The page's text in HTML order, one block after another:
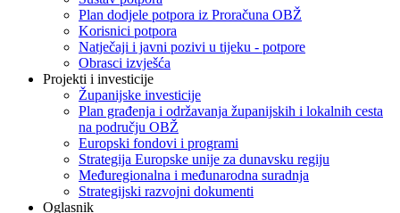
Plan dodjele potpora iz Proračuna OBŽ
Korisnici potpora
Natječaji i javni pozivi u tijeku - potpore
Obrasci izvješća
Projekti i investicije
Županijske investicije
Plan građenja i održavanja županijskih i lokalnih cesta
na području OBŽ
Europski fondovi i programi
Strategija Europske unije za dunavsku regiju
Međuregionalna i međunarodna suradnja
Strategijski razvojni dokumenti
Oglasnik